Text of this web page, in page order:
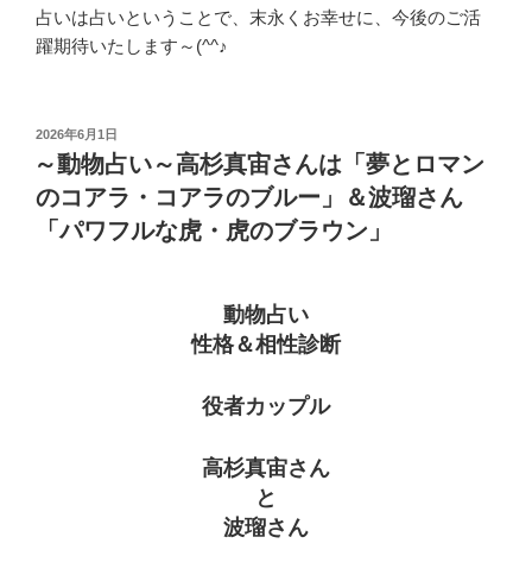
占いは占いということで、末永くお幸せに、今後のご活
躍期待いたします～(^^♪
投
2026年6月1日
～動物占い～高杉真宙さんは「夢とロマン
のコアラ・コアラのブルー」＆波瑠さん
「パワフルな虎・虎のブラウン」
動物占い
性格＆相性診断
役者カップル
高杉真宙さん
と
波瑠さん